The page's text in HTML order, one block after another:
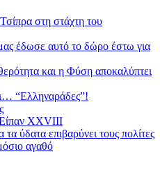
στη στάχτη του
έδωσε αυτό το δώρο έστω για
και η Φύση αποκαλύπτει
“Ελληναράδες”!
XXVIII
τα ύδατα επιβαρύνει τους πολίτες
αγαθό